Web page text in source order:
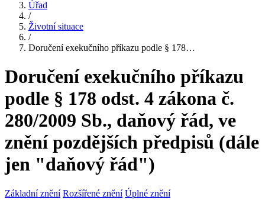
Úřad
/
Životní situace
/
Doručení exekučního příkazu podle § 178…
Doručení exekučního příkazu
podle § 178 odst. 4 zákona č.
280/2009 Sb., daňový řád, ve
znění pozdějších předpisů (dále
jen "daňový řád")
Základní znění Rozšířené znění Úplné znění